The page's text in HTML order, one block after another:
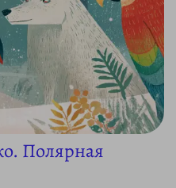
Полярная